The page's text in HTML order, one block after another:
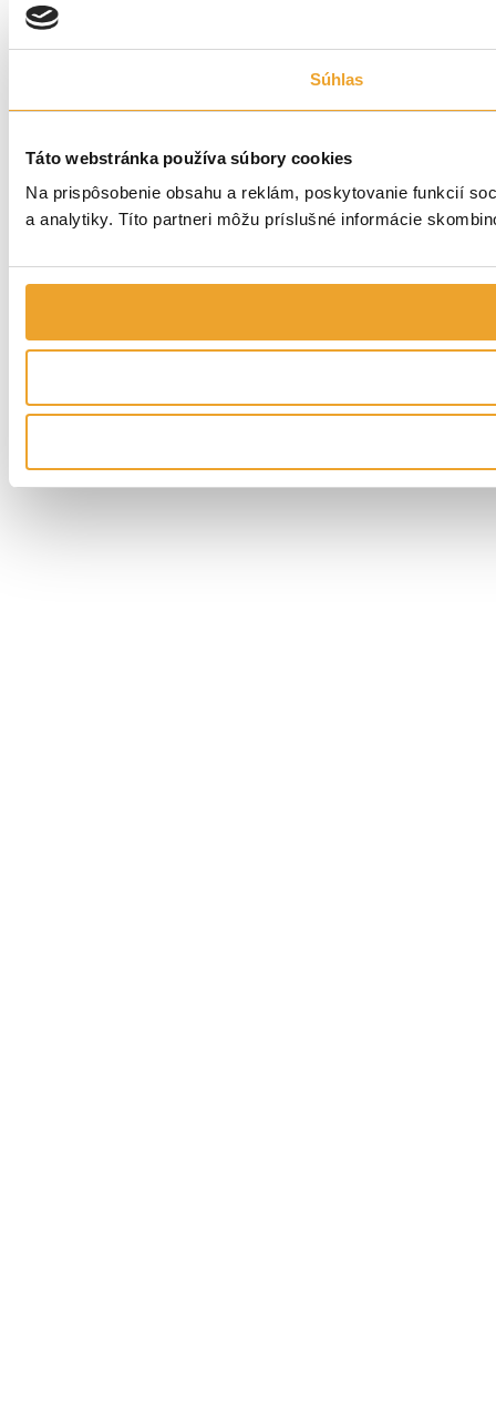
Súhlas
Táto webstránka používa súbory cookies
Na prispôsobenie obsahu a reklám, poskytovanie funkcií
a analytiky. Títo partneri môžu príslušné informácie